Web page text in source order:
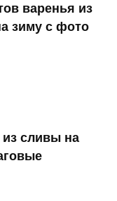
варенья из
зиму с фото
из сливы на